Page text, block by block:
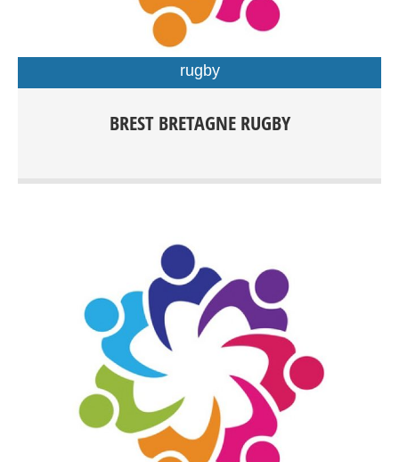
15ans Rugby à XV Loisirs Rugby à X compétition dès
rugby
BREST BRETAGNE RUGBY